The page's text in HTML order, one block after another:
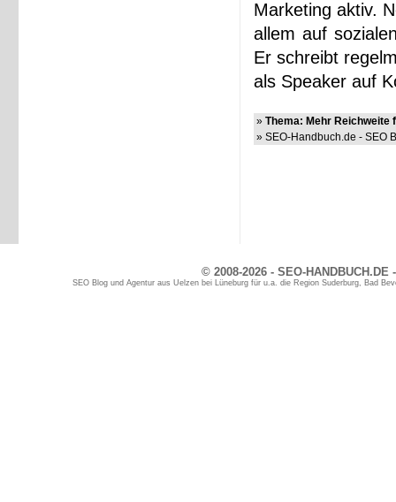
Marketing aktiv.
allem auf
Er schreibt
als Speaker auf
» Thema: Mehr Reichweite
» SEO-Handbuch.de - SEO
© 2008-2026 - SEO-
SEO Blog und Agentur aus Uelzen bei Lüneburg für u.a. die Region Suderburg, Bad